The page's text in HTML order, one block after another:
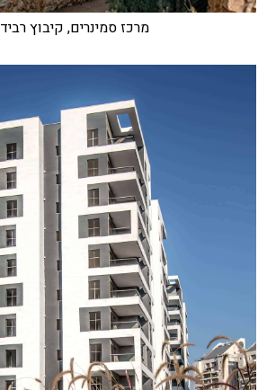
מרכז סמינרים, קיבוץ רביד